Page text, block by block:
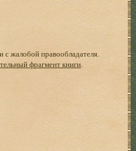
с жалобой правообладателя.
фрагмент книги.